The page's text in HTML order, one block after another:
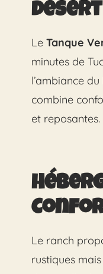
désert
Le Tanque
minutes de
l’ambiance
combine
et reposantes.
Le ranch
rustiques